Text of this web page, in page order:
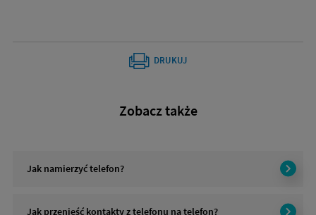
DRUKUJ
Zobacz także
Jak namierzyć telefon?
Jak przenieść kontakty z telefonu na telefon?